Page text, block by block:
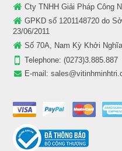
Cty TNHH Giải Pháp Công
GPKD số 1201148720 do
23/06/2011
Số 70A, Nam Kỳ Khởi
Telephone: (0273)3.885.887
E-mail: